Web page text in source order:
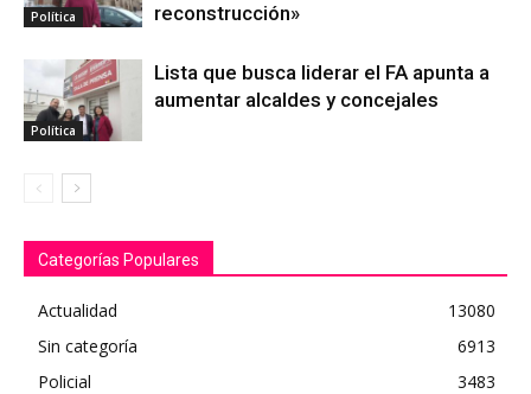
Política
reconstrucción»
Política
Lista que busca liderar el FA apunta a
aumentar alcaldes y concejales
Categorías Populares
Actualidad
13080
Sin categoría
6913
Policial
3483